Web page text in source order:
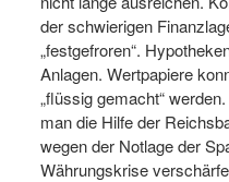
der schwierigen
„festgefroren“.
Anlagen. Wertpapiere
„flüssig gemacht“
man die Hilfe der
wegen der Notlage der
Währungskrise